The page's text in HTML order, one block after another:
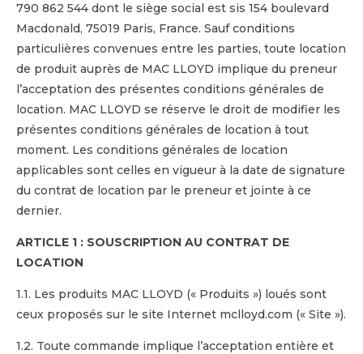
790 862 544 dont le siège social est sis 154 boulevard
Macdonald, 75019 Paris, France. Sauf conditions
particulières convenues entre les parties, toute location
de produit auprès de MAC LLOYD implique du preneur
l’acceptation des présentes conditions générales de
location. MAC LLOYD se réserve le droit de modifier les
présentes conditions générales de location à tout
moment. Les conditions générales de location
applicables sont celles en vigueur à la date de signature
du contrat de location par le preneur et jointe à ce
dernier.
ARTICLE 1 : SOUSCRIPTION AU CONTRAT DE
LOCATION
1.1. Les produits MAC LLOYD (« Produits ») loués sont
ceux proposés sur le site Internet mclloyd.com (« Site »).
1.2. Toute commande implique l’acceptation entière et